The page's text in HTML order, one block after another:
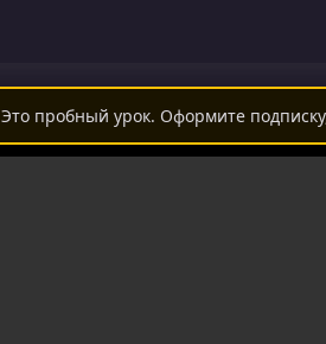
Это пробный урок. Оформите